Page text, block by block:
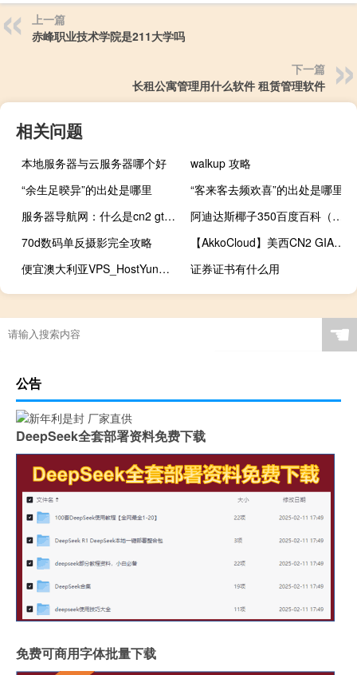
上一篇
赤峰职业技术学院是211大学吗
下一篇
长租公寓管理用什么软件 租赁管理软件
相关问题
本地服务器与云服务器哪个好
walkup 攻略
“余生足暌异”的出处是哪里
“客来客去频欢喜”的出处是哪里
服务器导航网：什么是cn2 gtp线路
阿迪达斯椰子350百度百科（阿迪达斯椰子350官网）
70d数码单反摄影完全攻略
【AkkoCloud】美西CN2 GIA/德国CN2 GIA/英国CN2 GIA VPS服务器，延时低，网络速度优秀！
便宜澳大利亚VPS_HostYun悉尼联通9929直连大带宽VPS终身9折23.4元/月
证券证书有什么用
☚
公告
DeepSeek全套部署资料免费下载
免费可商用字体批量下载